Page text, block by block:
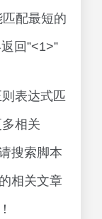
配最短的
回”<1>”
表达式匹
相关
搜索脚本
相关文章